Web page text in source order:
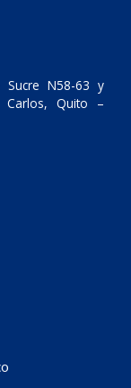
Sucre N58-63 y
Carlos, Quito –